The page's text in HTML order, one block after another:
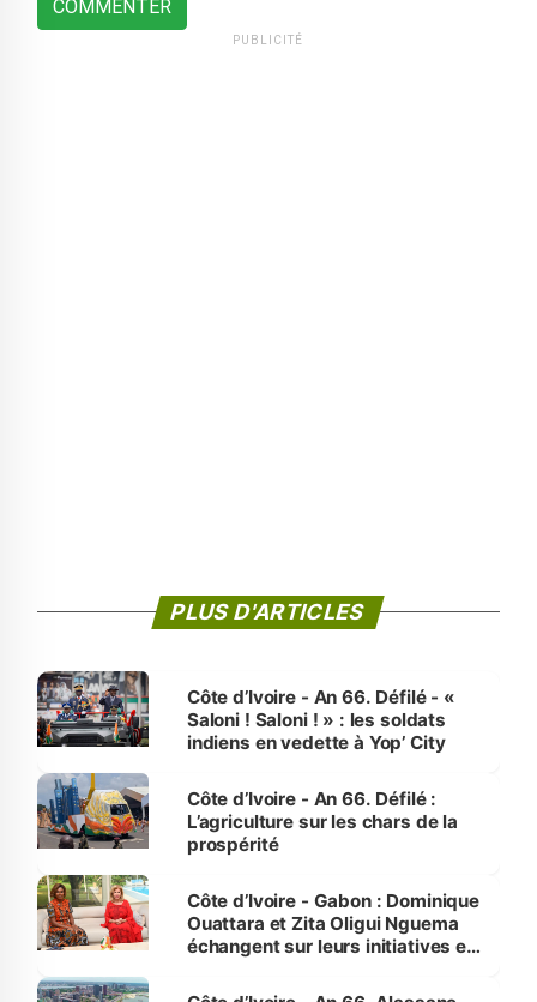
COMMENTER
PUBLICITÉ
PLUS D'ARTICLES
Côte d’Ivoire - An 66. Défilé - «
Saloni ! Saloni ! » : les soldats
indiens en vedette à Yop’ City
Côte d’Ivoire - An 66. Défilé :
L’agriculture sur les chars de la
prospérité
Côte d’Ivoire - Gabon : Dominique
Ouattara et Zita Oligui Nguema
échangent sur leurs initiatives en
enfants